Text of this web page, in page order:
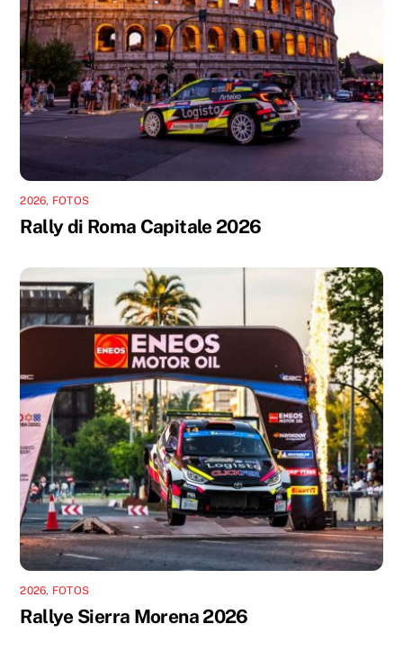
2026, FOTOS
Rally di Roma Capitale 2026
2026, FOTOS
Rallye Sierra Morena 2026